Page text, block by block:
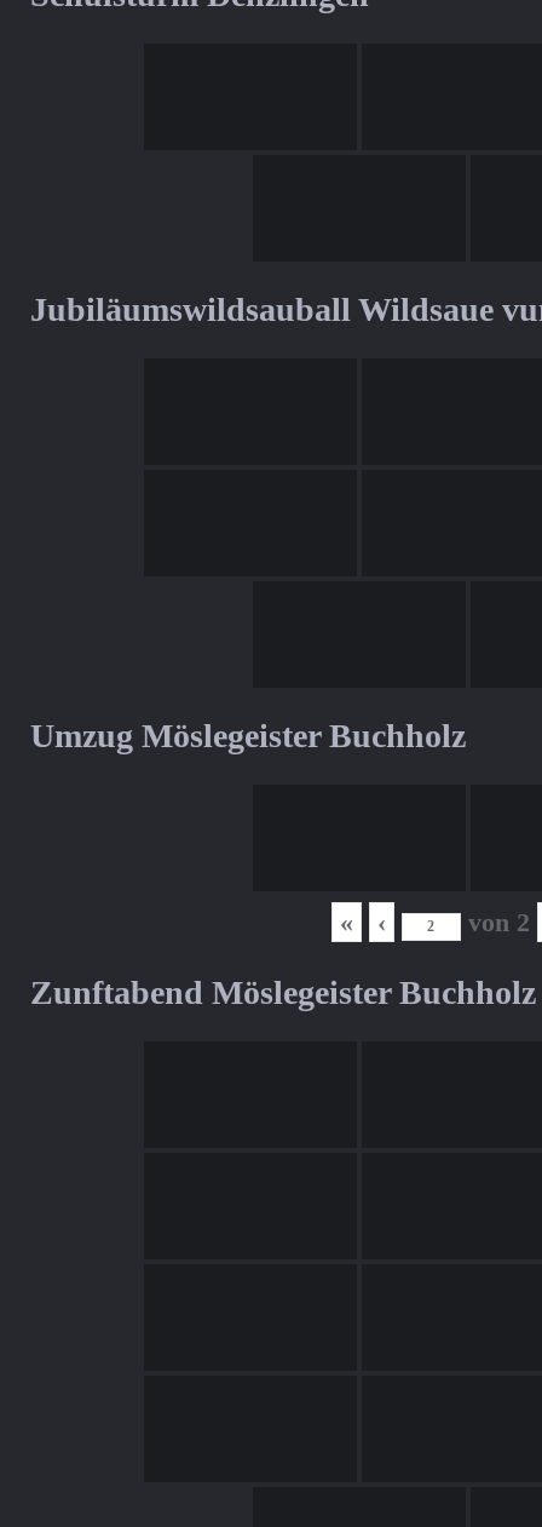
Jubiläumswildsauball Wildsaue
Umzug Möslegeister Buchholz
« ‹ von 2
Zunftabend Möslegeister Buchholz